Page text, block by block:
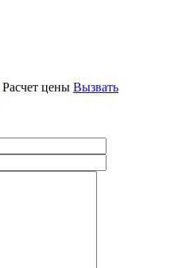
Расчет цены Вызвать